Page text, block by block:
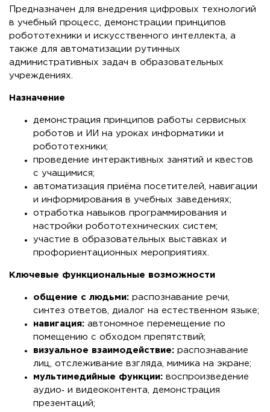
Предназначен для внедрения цифровых технологий
в учебный процесс, демонстрации принципов
робототехники и искусственного интеллекта, а
также для автоматизации рутинных
административных задач в образовательных
учреждениях.
Назначение
демонстрация принципов работы сервисных
роботов и ИИ на уроках информатики и
робототехники;
проведение интерактивных занятий и квестов
с учащимися;
автоматизация приёма посетителей, навигации
и информирования в учебных заведениях;
отработка навыков программирования и
настройки робототехнических систем;
участие в образовательных выставках и
профориентационных мероприятиях.
Ключевые функциональные возможности
общение с людьми: распознавание речи,
синтез ответов, диалог на естественном языке;
навигация: автономное перемещение по
помещению с обходом препятствий;
визуальное взаимодействие: распознавание
лиц, отслеживание взгляда, мимика на экране;
мультимедийные функции: воспроизведение
аудио‑ и видеоконтента, демонстрация
презентаций;